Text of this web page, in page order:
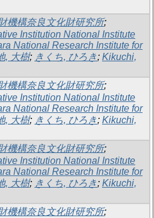
機構奈良文化財研究所;
Institution National Institute
National Research Institute for
, 大樹; きくち, ひろき; Kikuchi,
機構奈良文化財研究所;
Institution National Institute
National Research Institute for
, 大樹; きくち, ひろき; Kikuchi,
機構奈良文化財研究所;
Institution National Institute
National Research Institute for
, 大樹; きくち, ひろき; Kikuchi,
機構奈良文化財研究所;